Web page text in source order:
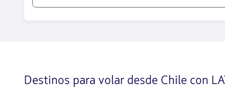
de
flechas
Destinos para volar desde Chile con